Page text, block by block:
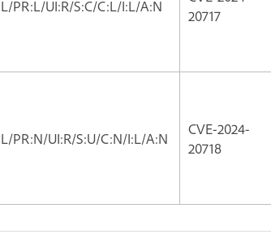
PR:L/UI:R/S:C/C:L/I:L/A:N
20717
PR:N/UI:R/S:U/C:N/I:L/A:N
CVE-2024-
20718